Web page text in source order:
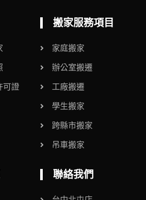
可證
搬家服務項目
家庭搬家
辦公室搬遷
工廠搬遷
學生搬家
跨縣市搬家
吊車搬家
聯絡我們